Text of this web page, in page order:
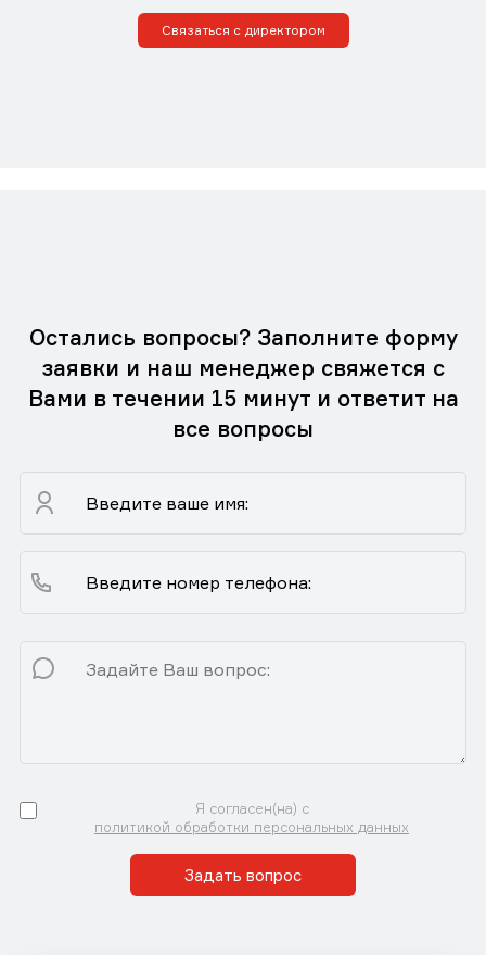
Связаться с директором
Остались вопросы? Заполните форму
заявки и наш менеджер свяжется с
Вами в течении 15 минут и ответит на
все вопросы
Я согласен(на) с
политикой обработки персональных данных
Задать вопрос